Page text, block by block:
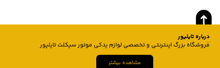
درباره تایلیور
فروشگاه بزرگ اینترنتی و تخصصی لوازم یدکی موتور سیکلت تایلیور
مشاهده بیشتر